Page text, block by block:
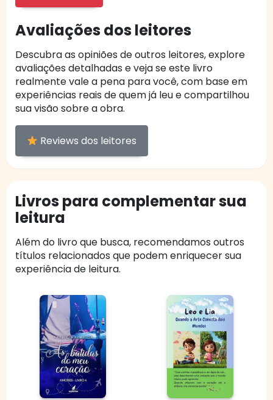
Avaliações dos leitores
Descubra as opiniões de outros leitores, explore
avaliações detalhadas e veja se este livro
realmente vale a pena para você, com base em
experiências reais de quem já leu e compartilhou
sua visão sobre a obra.
Reviews dos leitores
Livros para complementar sua
leitura
Além do livro que busca, recomendamos outros
títulos relacionados que podem enriquecer sua
experiência de leitura.